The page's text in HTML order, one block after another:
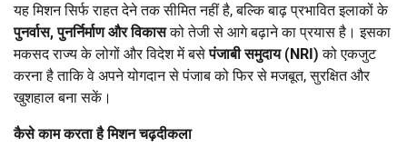
यह मिशन सिर्फ राहत देने तक सीमित नहीं है, बल्कि बाढ़ प्रभावित इलाकों के
पुनर्वास,पुनर्निर्माण और विकासको तेजी से आगे बढ़ाने का प्रयास है। इसका
मकसद राज्य के लोगों और विदेश में बसेपंजाबी समुदाय (NRI) को एकजुट
करना है ताकि वे अपने योगदान से पंजाब को फिर से मजबूत, सुरक्षित और
खुशहाल बना सकें।
कैसे काम करता है मिशन चढ़दीकला